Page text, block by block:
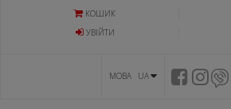
КОШИК
УВIЙТИ
МОВА UA